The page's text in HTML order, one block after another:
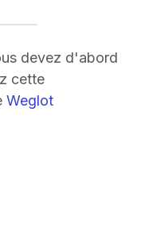
devez d'abord
cette
Weglot